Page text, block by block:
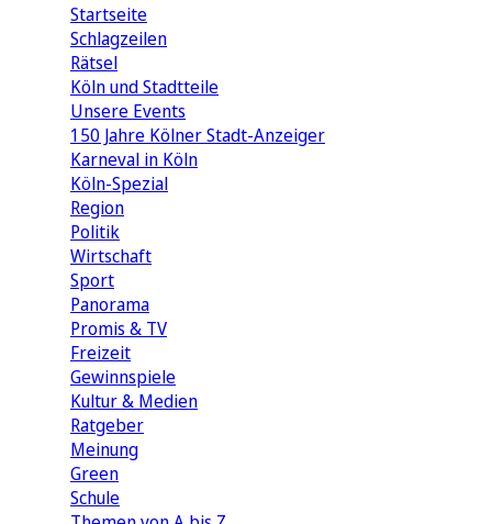
Startseite
Schlagzeilen
Rätsel
Köln und Stadtteile
Unsere Events
150 Jahre Kölner Stadt-Anzeiger
Karneval in Köln
Köln-Spezial
Region
Politik
Wirtschaft
Sport
Panorama
Promis & TV
Freizeit
Gewinnspiele
Kultur & Medien
Ratgeber
Meinung
Green
Schule